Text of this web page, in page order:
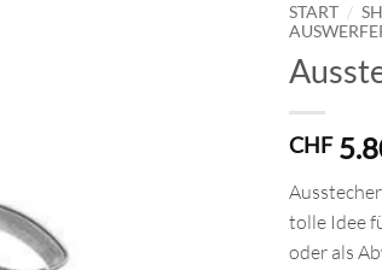
START /
CHF
tolle Idee
oder als